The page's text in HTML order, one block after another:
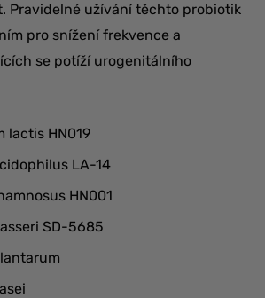
Pravidelné užívání těchto probiotik
pro snížení frekvence a
se potíží urogenitálního
lactis HN019
LA-14
HN001
SD-5685